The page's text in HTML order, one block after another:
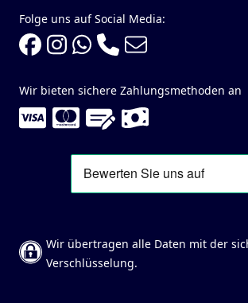
Folge uns auf Social Media:
Wir bieten sichere Zahlungsmethoden an
Wir übertragen alle Daten mit der
Verschlüsselung.